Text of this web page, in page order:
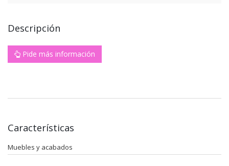
Descripción
Pide más información
Características
Muebles y acabados